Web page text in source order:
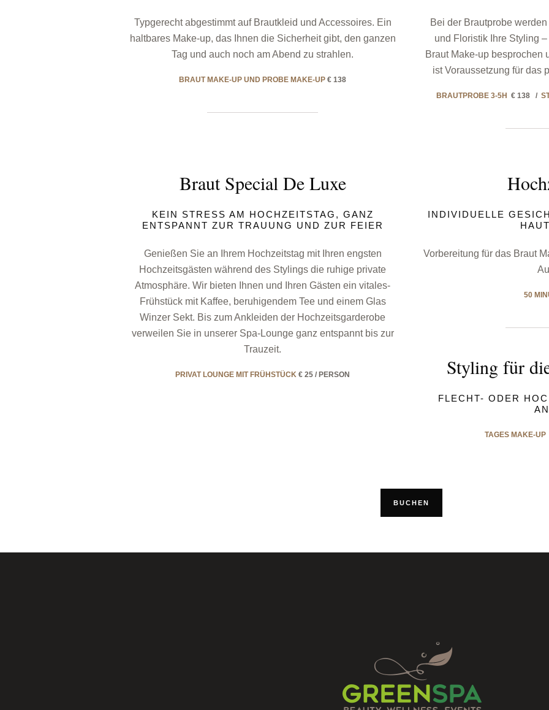
Typgerecht abgestimmt auf Brautkleid und Accessoires. Ein
haltbares Make-up, das Ihnen die Sicherheit gibt, den ganzen
Tag und auch noch am Abend zu strahlen.
BRAUT MAKE-UP UND PROBE MAKE-UP € 138
Bei der Brautprobe
und Floristik Ihre Styling
Braut Make-up besprochen
ist Voraussetzung für das
BRAUTPROBE 3-5H € 138 /
Braut Special De Luxe
KEIN STRESS AM HOCHZEITSTAG, GANZ
ENTSPANNT ZUR TRAUUNG UND ZUR FEIER
Genießen Sie an Ihrem Hochzeitstag mit Ihren engsten
Hochzeitsgästen während des Stylings die ruhige private
Atmosphäre. Wir bieten Ihnen und Ihren Gästen ein vitales-
Frühstück mit Kaffee, beruhigendem Tee und einem Glas
Winzer Sekt. Bis zum Ankleiden der Hochzeitsgarderobe
verweilen Sie in unserer Spa-Lounge ganz entspannt bis zur
Trauzeit.
PRIVAT LOUNGE MIT FRÜHSTÜCK € 25 / PERSON
INDIVIDUELLE
Vorbereitung für das Braut
50
Styling für
FLECHT- ODER
TAGES MAKE-UP
BUCHEN